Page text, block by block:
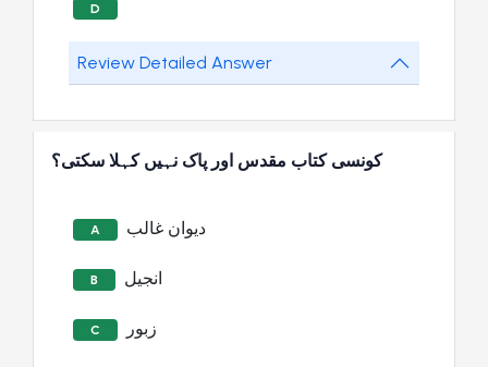
D
Review Detailed Answer
کونسی کتاب مقدس اور پاک نہیں کہلا سکتی؟
A دیوان غالب
B انجیل
C زبور